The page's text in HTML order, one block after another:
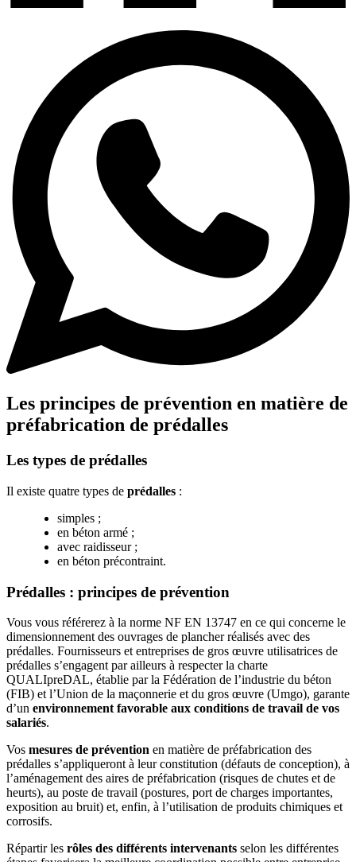
Les principes de prévention en matière de
préfabrication de prédalles
Les types de prédalles
Il existe quatre types de prédalles :
simples ;
en béton armé ;
avec raidisseur ;
en béton précontraint.
Prédalles : principes de prévention
Vous vous référerez à la norme NF EN 13747 en ce qui concerne le
dimensionnement des ouvrages de plancher réalisés avec des
prédalles. Fournisseurs et entreprises de gros œuvre utilisatrices de
prédalles s’engagent par ailleurs à respecter la charte
QUALIpreDAL, établie par la Fédération de l’industrie du béton
(FIB) et l’Union de la maçonnerie et du gros œuvre (Umgo), garante
d’un environnement favorable aux conditions de travail de vos
salariés.
Vos mesures de prévention en matière de préfabrication des
prédalles s’appliqueront à leur constitution (défauts de conception), à
l’aménagement des aires de préfabrication (risques de chutes et de
heurts), au poste de travail (postures, port de charges importantes,
exposition au bruit) et, enfin, à l’utilisation de produits chimiques et
corrosifs.
Répartir les rôles des différents intervenants selon les différentes